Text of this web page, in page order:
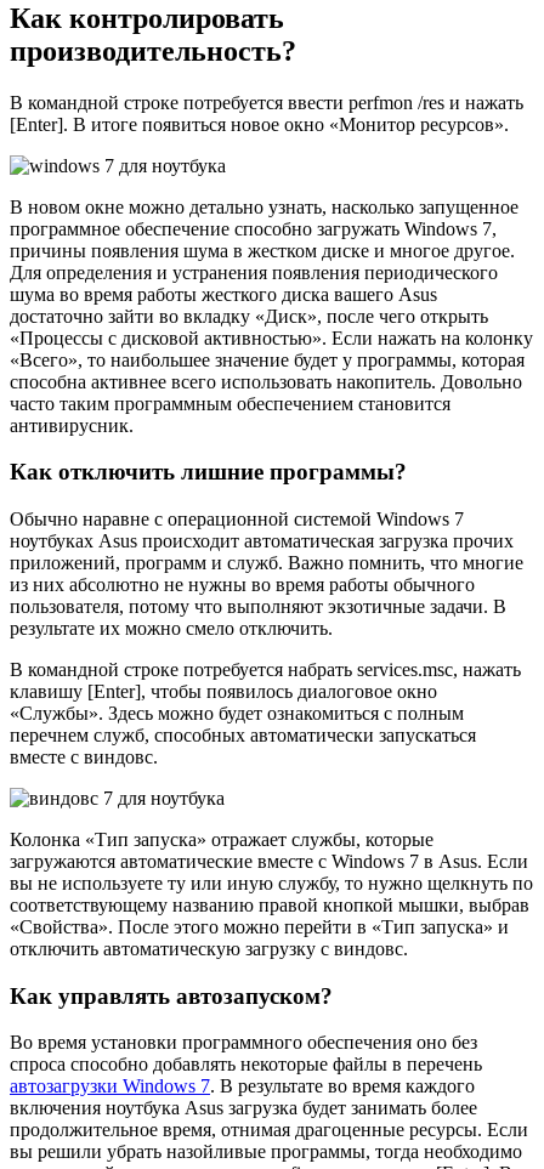
Как контролировать
производительность?
В командной строке потребуется ввести perfmon /res и нажать
[Enter]. В итоге появиться новое окно «Монитор ресурсов».
В новом окне можно детально узнать, насколько запущенное
программное обеспечение способно загружать Windows 7,
причины появления шума в жестком диске и многое другое.
Для определения и устранения появления периодического
шума во время работы жесткого диска вашего Asus
достаточно зайти во вкладку «Диск», после чего открыть
«Процессы с дисковой активностью». Если нажать на колонку
«Всего», то наибольшее значение будет у программы, которая
способна активнее всего использовать накопитель. Довольно
часто таким программным обеспечением становится
антивирусник.
Как отключить лишние программы?
Обычно наравне с операционной системой Windows 7
ноутбуках Asus происходит автоматическая загрузка прочих
приложений, программ и служб. Важно помнить, что многие
из них абсолютно не нужны во время работы обычного
пользователя, потому что выполняют экзотичные задачи. В
результате их можно смело отключить.
В командной строке потребуется набрать services.msc, нажать
клавишу [Enter], чтобы появилось диалоговое окно
«Службы». Здесь можно будет ознакомиться с полным
перечнем служб, способных автоматически запускаться
вместе с виндовс.
Колонка «Тип запуска» отражает службы, которые
загружаются автоматические вместе с Windows 7 в Asus. Если
вы не используете ту или иную службу, то нужно щелкнуть по
соответствующему названию правой кнопкой мышки, выбрав
«Свойства». После этого можно перейти в «Тип запуска» и
отключить автоматическую загрузку с виндовс.
Как управлять автозапуском?
Во время установки программного обеспечения оно без
спроса способно добавлять некоторые файлы в перечень
автозагрузки Windows 7. В результате во время каждого
включения ноутбука Asus загрузка будет занимать более
продолжительное время, отнимая драгоценные ресурсы. Если
вы решили убрать назойливые программы, тогда необходимо